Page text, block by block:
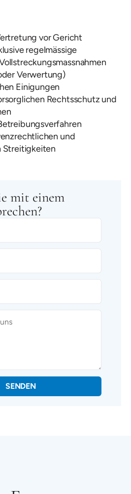
vor Gericht
regelmässige
Verwertung)
Einigungen
Rechtsschutz und
und
Streitigkeiten
mit einem
SENDEN